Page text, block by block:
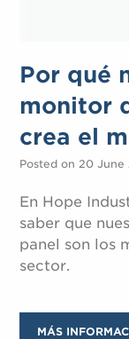
Por qué
monitor
crea el
Posted on 20 June
En Hope
saber que
panel son los
sector.
MÁS